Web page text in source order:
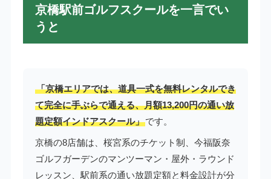
京橋駅前ゴルフスクールを一言でい
うと
「京橋エリアでは、道具一式を無料レンタルでき
て完全に手ぶらで通える、月額13,200円の通い放
題定額インドアスクール」です。
京橋の8店舗は、桜宮系のチケット制、今福阪奈
ゴルフガーデンのマンツーマン・屋外・ラウンド
レッスン、駅前系の通い放題定額と料金設計が分